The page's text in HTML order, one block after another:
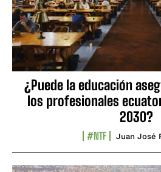
¿Puede la educación
los profesionales
2030?
#NTF Juan José